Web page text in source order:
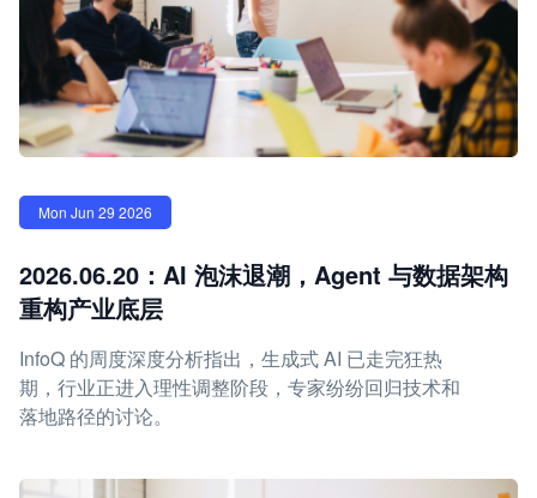
Mon Jun 29 2026
2026.06.20：AI 泡沫退潮，Agent 与数据架构
重构产业底层
InfoQ 的周度深度分析指出，生成式 AI 已走完狂热
期，行业正进入理性调整阶段，专家纷纷回归技术和
落地路径的讨论。